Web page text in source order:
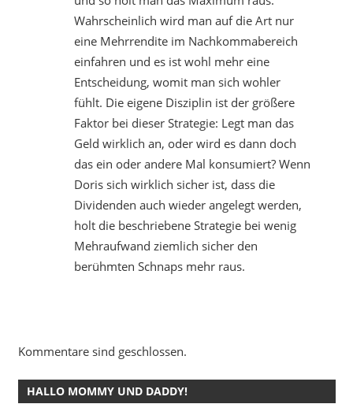
Wahrscheinlich wird man auf die Art nur
eine Mehrrendite im Nachkommabereich
einfahren und es ist wohl mehr eine
Entscheidung, womit man sich wohler
fühlt. Die eigene Disziplin ist der größere
Faktor bei dieser Strategie: Legt man das
Geld wirklich an, oder wird es dann doch
das ein oder andere Mal konsumiert? Wenn
Doris sich wirklich sicher ist, dass die
Dividenden auch wieder angelegt werden,
holt die beschriebene Strategie bei wenig
Mehraufwand ziemlich sicher den
berühmten Schnaps mehr raus.
Kommentare sind geschlossen.
HALLO MOMMY UND DADDY!